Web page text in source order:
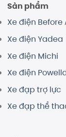
Sản phẩm
Xe điện Before
Xe điện Yadea
Xe điện Michi
Xe điện
Xe đạp trợ lực
Xe đạp thể